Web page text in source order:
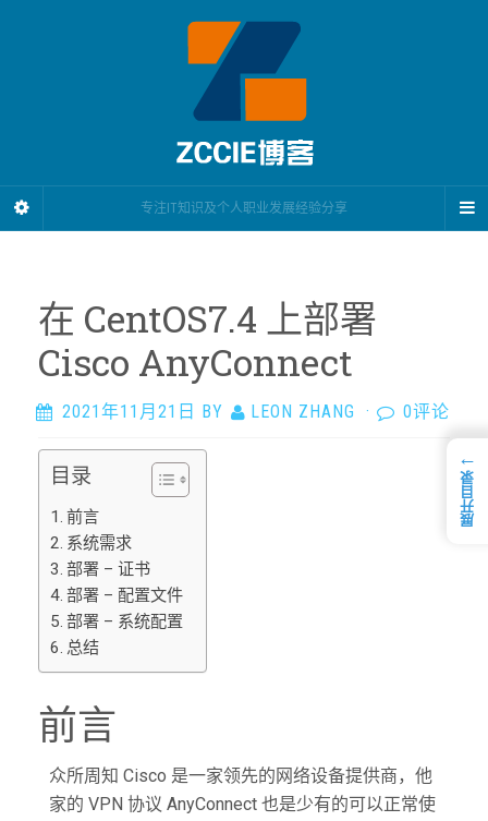
专注IT知识及个人职业发展经验分享
在 CentOS7.4 上部署
Cisco AnyConnect
2021年11月21日 BY LEON ZHANG · 0评论
目录
前言
系统需求
部署 – 证书
部署 – 配置文件
部署 – 系统配置
总结
前言
众所周知 Cisco 是一家领先的网络设备提供商，他
家的 VPN 协议 AnyConnect 也是少有的可以正常使
←
展开目录